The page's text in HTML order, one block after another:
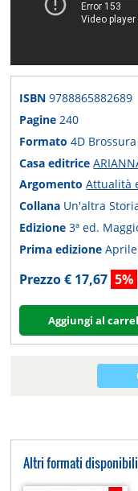
ISBN9788865882689
Pagine240
Formato4D
Casa editrice
ArgomentoAttualità
Collana Un'altra
Edizione3ª ed.
Prima edizione
Prezzo € 17,67 5%
Aggiungi al
Altri formati disponibili